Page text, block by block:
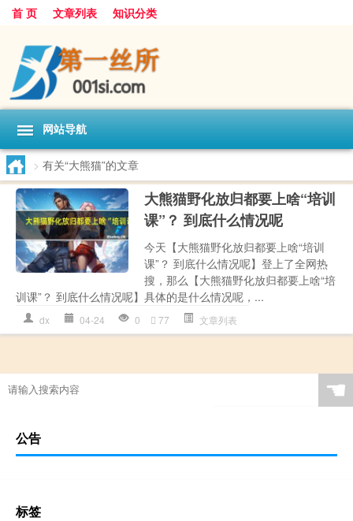
首 页 文章列表 知识分类
网站导航
> 有关“大熊猫”的文章
大熊猫野化放归都要上啥“培训
课”？ 到底什么情况呢
今天【大熊猫野化放归都要上啥“培训
课”？ 到底什么情况呢】登上了全网热
搜，那么【大熊猫野化放归都要上啥“培
训课”？ 到底什么情况呢】具体的是什么情况呢，...
dx 04-24 0 77 文章列表
☚
公告
标签